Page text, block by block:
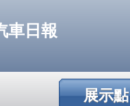
車日報
展示點